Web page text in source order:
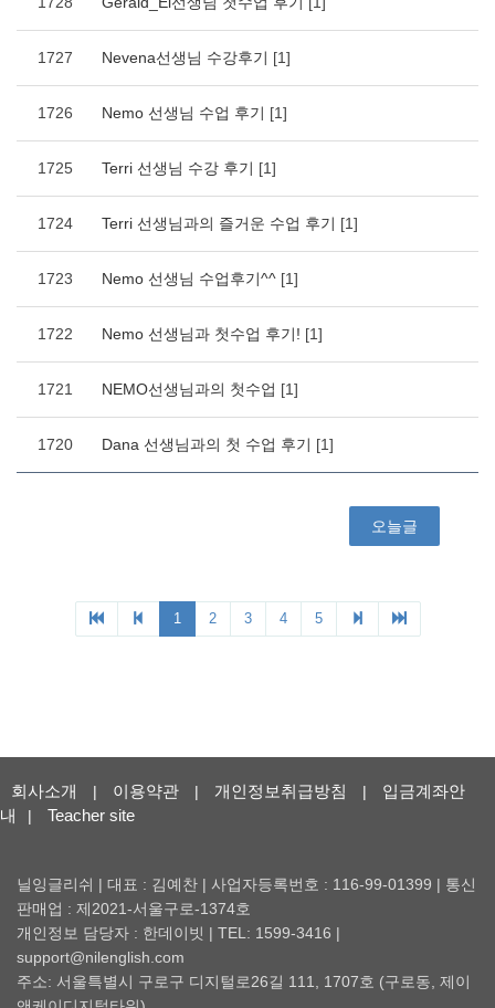
회사소개 | 이용약관 | 개인정보취급방침 |
입금계좌안
내
| Teacher site
닐잉글리쉬 | 대표 : 김예찬 | 사업자등록번호 : 116-99-01399 | 통신
판매업 : 제2021-서울구로-1374호
개인정보 담당자 : 한데이빗 | TEL: 1599-3416 |
support@nilenglish.com
주소: 서울특별시 구로구 디지털로26길 111, 1707호 (구로동, 제이